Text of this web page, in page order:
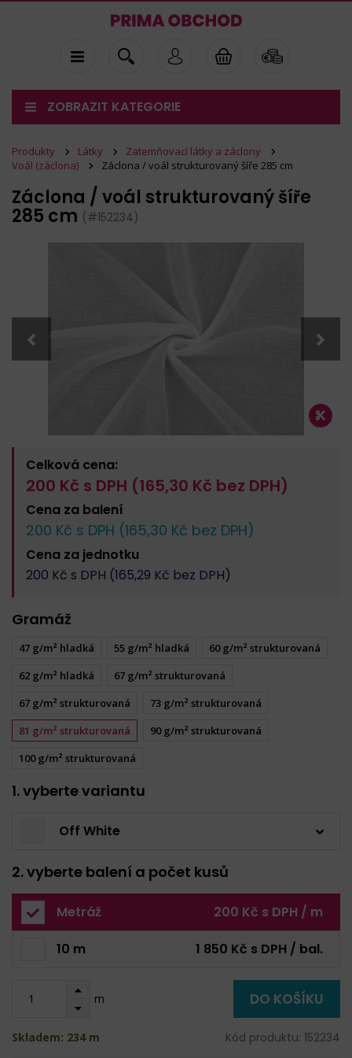
ZOBRAZIT KATEGORIE
Produkty Látky
Zatemňovací látky a záclony
Voál (záclona)
Záclona / voál strukturovaný šíře 285 cm
Záclona / voál strukturovaný šíře
285 cm (#152234)
Celková cena:
200 Kč s DPH (165,30 Kč bez DPH)
Cena za balení
200 Kč s DPH (165,30 Kč bez DPH)
Cena za jednotku
200 Kč s DPH (165,29 Kč bez DPH)
Gramáž
47 g/m² hladká 55 g/m² hladká
60 g/m² strukturovaná
62 g/m² hladká
67 g/m² strukturovaná
67 g/m² strukturovaná
73 g/m² strukturovaná
81 g/m² strukturovaná
90 g/m² strukturovaná
100 g/m² strukturovaná
1. vyberte variantu
Off White
2. vyberte balení a počet kusů
Metráž 200 Kč s DPH / m
10 m 1 850 Kč s DPH / bal.
m DO KOŠÍKU
Skladem: 234 m
Kód produktu: 152234